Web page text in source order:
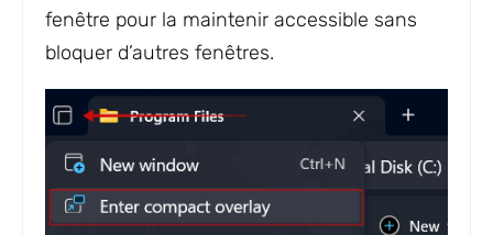
fenêtre pour la maintenir accessible sans
bloquer d’autres fenêtres.